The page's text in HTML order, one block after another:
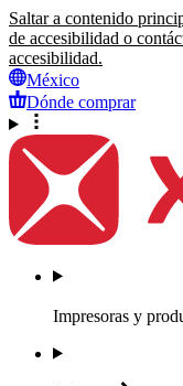
Saltar a contenido
de accesibilidad o
accesibilidad.
México
Dónde comprar
Impresoras y